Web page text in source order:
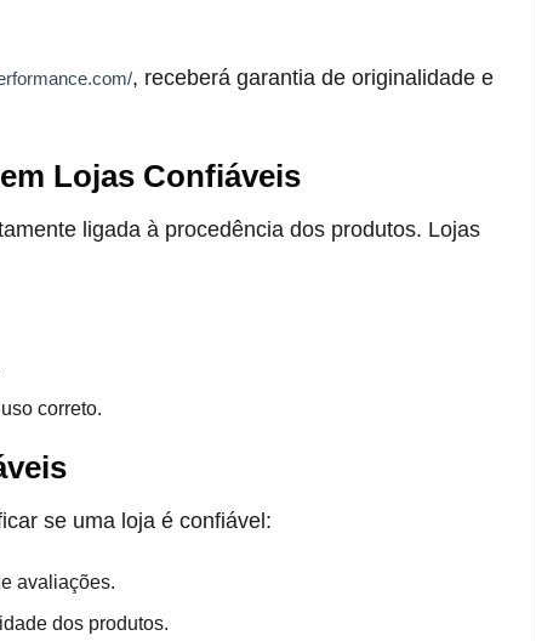
, receberá garantia de originalidade e
Lojas Confiáveis
ligada à procedência dos produtos. Lojas
correto.
se uma loja é confiável:
avaliações.
dos produtos.